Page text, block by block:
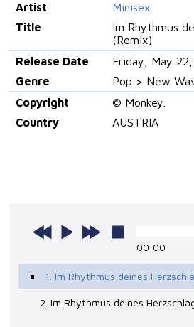
Artist
Minisex
Title
Im Rhythmus
(Remix)
Release Date
Friday, May
Genre
Pop > New
Copyright
© Monkey.
Country
AUSTRIA
00:00
1. Im Rhythmus deines
2. Im Rhythmus deines